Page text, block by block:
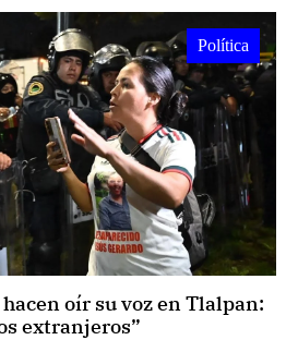
Política
oír su voz en Tlalpan:
extranjeros”